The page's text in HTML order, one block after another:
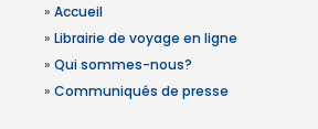
» Accueil
» Librairie de voyage en ligne
» Qui sommes-nous?
» Communiqués de presse